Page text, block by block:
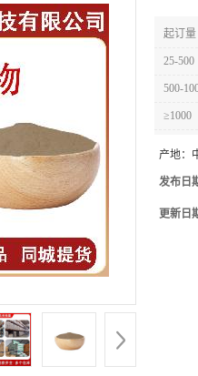
起订
25-500
500-
≥1000
产地：
发布日
更新日